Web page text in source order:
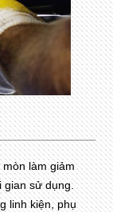
làm giảm
gian sử dụng.
linh kiện, phụ